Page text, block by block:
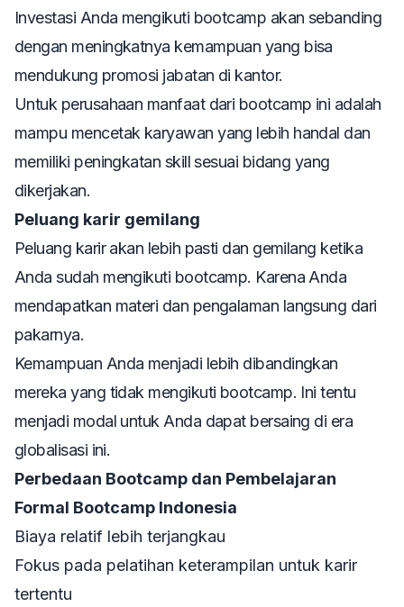
Investasi Anda mengikuti bootcamp akan sebanding
dengan meningkatnya kemampuan yang bisa
mendukung promosi jabatan di kantor.
Untuk perusahaan manfaat dari bootcamp ini adalah
mampu mencetak karyawan yang lebih handal dan
memiliki peningkatan skill sesuai bidang yang
dikerjakan.
Peluang karir gemilang
Peluang karir akan lebih pasti dan gemilang ketika
Anda sudah mengikuti bootcamp. Karena Anda
mendapatkan materi dan pengalaman langsung dari
pakarnya.
Kemampuan Anda menjadi lebih dibandingkan
mereka yang tidak mengikuti bootcamp. Ini tentu
menjadi modal untuk Anda dapat bersaing di era
globalisasi ini.
Perbedaan Bootcamp dan Pembelajaran
Formal Bootcamp Indonesia
Biaya relatif lebih terjangkau
Fokus pada pelatihan keterampilan untuk karir
tertentu